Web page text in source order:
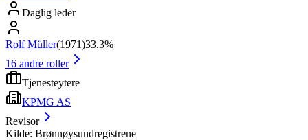
Daglig leder
Rolf Müller(1971)33.3%
16 andre roller
Tjenesteytere
KPMG AS
Revisor
Kilde: Brønnøysundregistrene